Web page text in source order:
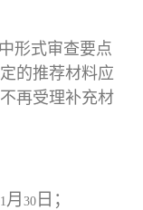
形式审查要点
的推荐材料应
再受理补充材
1 月 30 日；